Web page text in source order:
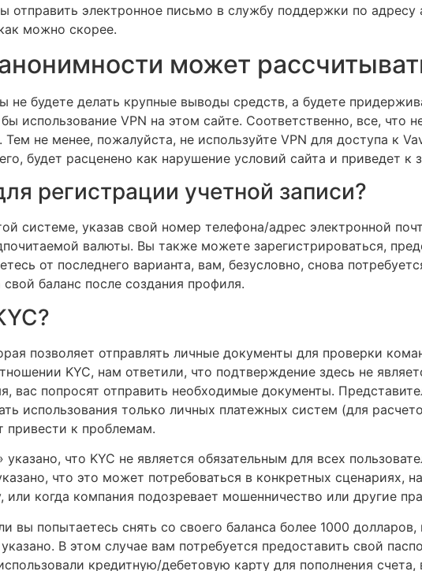
отправить электронное письмо в службу поддержки по
можно скорее.
может
не будете делать крупные выводы средств, а будете
использование VPN на этом сайте. Соответственно, все, что
не менее, пожалуйста, не используйте VPN для доступа к
будет расценено как нарушение условий сайта и приведет к
регистрации учетной записи?
системе, указав свой номер телефона/адрес электронной
валюты. Вы также можете зарегистрироваться,
от последнего варианта, вам, безусловно, снова
баланс после создания профиля.
позволяет отправлять личные документы для проверки
KYC, нам ответили, что подтверждение здесь не
вас попросят отправить необходимые документы.
использования только личных платежных систем (для
привести к проблемам.
что KYC не является обязательным для всех
что это может потребоваться в конкретных сценариях,
когда компания подозревает мошенничество или другие
вы попытаетесь снять со своего баланса более 1000
В этом случае вам потребуется предоставить свой
кредитную/дебетовую карту для пополнения счета,